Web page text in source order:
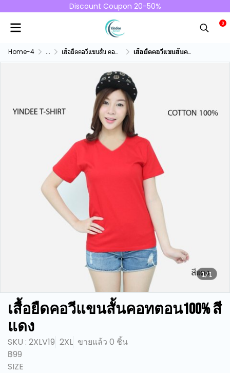
Discount Coupon 20-50%
0
Home-4 ... เสื้อยืดคอวีแขนสั้น คอทตอน100% เสื้อยืดคอวีแขนสั้นคอทตอน100% สีแดง
1/1
เสื้อยืดคอวีแขนสั้นคอทตอน100% สี
แดง
SKU : 2XLV19 2XL ขายแล้ว 0 ชิ้น
฿99
SIZE